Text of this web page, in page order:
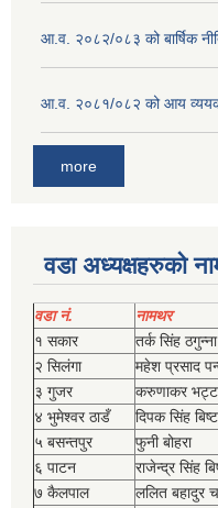
आ.व. २०८२/०८३ को बार्षिक
आ.व. २०८१/०८२ को आय
more
वडा अध्यक्षहरुको
वडा नं. नामथर
१ सकार
तर्क सिंह ठगुन्‍ना
२ सिलंगा
महेश प्रसाद
३ गुजर
करुणाकर भट्ट
४ भुमेश्‍वर ठाडँ
दिपक सिंह बिष्‍ट
५ बसन्तपुर
फुनी बोहरा
६ पाटन
राजेन्द्र सिंह
७ कैलपाल
ललित बहादुर